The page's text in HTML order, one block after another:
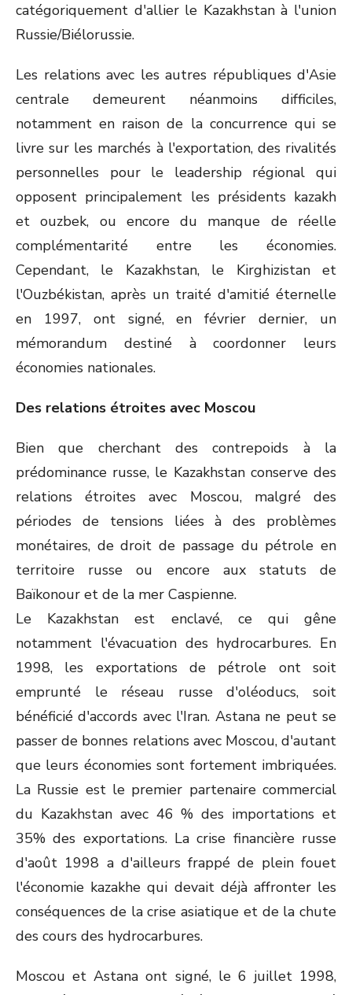
catégoriquement d'allier le Kazakhstan à l'union
Russie/Biélorussie.
Les relations avec les autres républiques d'Asie
centrale demeurent néanmoins difficiles,
notamment en raison de la concurrence qui se
livre sur les marchés à l'exportation, des rivalités
personnelles pour le leadership régional qui
opposent principalement les présidents kazakh
et ouzbek, ou encore du manque de réelle
complémentarité entre les économies.
Cependant, le Kazakhstan, le Kirghizistan et
l'Ouzbékistan, après un traité d'amitié éternelle
en 1997, ont signé, en février dernier, un
mémorandum destiné à coordonner leurs
économies nationales.
Des relations étroites avec Moscou
Bien que cherchant des contrepoids à la
prédominance russe, le Kazakhstan conserve des
relations étroites avec Moscou, malgré des
périodes de tensions liées à des problèmes
monétaires, de droit de passage du pétrole en
territoire russe ou encore aux statuts de
Baïkonour et de la mer Caspienne.
Le Kazakhstan est enclavé, ce qui gêne
notamment l'évacuation des hydrocarbures. En
1998, les exportations de pétrole ont soit
emprunté le réseau russe d'oléoducs, soit
bénéficié d'accords avec l'Iran. Astana ne peut se
passer de bonnes relations avec Moscou, d'autant
que leurs économies sont fortement imbriquées.
La Russie est le premier partenaire commercial
du Kazakhstan avec 46 % des importations et
35% des exportations. La crise financière russe
d'août 1998 a d'ailleurs frappé de plein fouet
l'économie kazakhe qui devait déjà affronter les
conséquences de la crise asiatique et de la chute
des cours des hydrocarbures.
Moscou et Astana ont signé, le 6 juillet 1998,